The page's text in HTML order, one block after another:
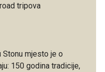
tripova
Stonu mjesto je o
150 godina tradicije,